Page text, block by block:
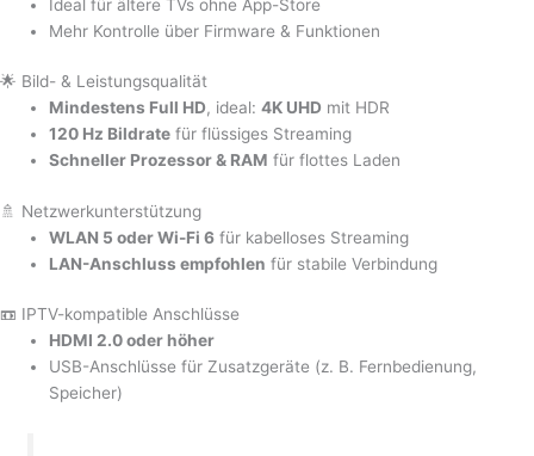
Ideal für ältere TVs ohne App-Store
Mehr Kontrolle über Firmware & Funktionen
🌟 Bild- & Leistungsqualität
Mindestens Full HD, ideal:4K UHD mit HDR
120 Hz Bildrate für flüssiges Streaming
Schneller Prozessor & RAM für flottes Laden
🚿 Netzwerkunterstützung
WLAN 5 oder Wi-Fi 6 für kabelloses Streaming
LAN-Anschluss empfohlen für stabile Verbindung
📼 IPTV-kompatible Anschlüsse
HDMI 2.0 oder höher
USB-Anschlüsse für Zusatzgeräte (z. B. Fernbedienung,
Speicher)